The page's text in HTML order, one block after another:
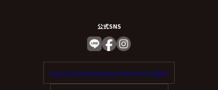
公式SNS
Enjoy tax-free shopping at Kamine. (English)